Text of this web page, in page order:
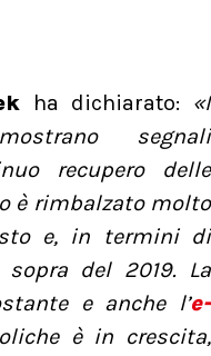
ha dichiarato: «I
segnali
recupero delle
è rimbalzato molto
e, in termini di
del 2019. La
e anche l’e-
è in crescita,